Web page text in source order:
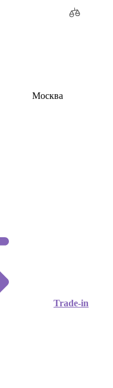
Москва
Trade-in